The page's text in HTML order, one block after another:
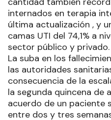
internados en terapia
última actualización , y
camas UTI del 74,1% a
sector público y privado.
La suba en los
las autoridades
consecuencia de la
la segunda quincena de
acuerdo de un paciente
entre dos y tres